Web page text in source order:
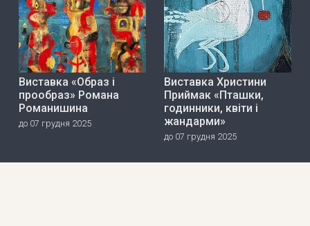
Виставка «Образ і
прообраз» Романа
Романишина
до 07 грудня 2025
Виставка Христини
Приймак «Пташки,
годинники, квіти і
жандарми»
до 07 грудня 2025